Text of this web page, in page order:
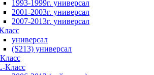
1993-1999г. универсал
2001-2003г. универсал
2007-2013г. универсал
универсал
(S213) универсал
Класс